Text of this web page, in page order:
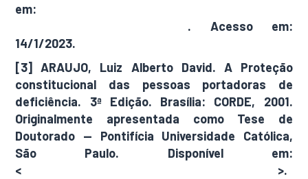
em:
. Acesso em:
14/1/2023.
[3] ARAUJO, Luiz Alberto David. A Proteção
constitucional das pessoas portadoras de
deficiência. 3ª Edição. Brasília: CORDE, 2001.
Originalmente apresentada como Tese de
Doutorado — Pontifícia Universidade Católica,
São Paulo. Disponível em:
<
>.